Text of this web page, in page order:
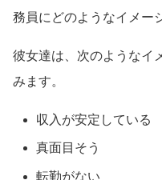
務員にどのようなイメー
彼女達は、次のようなイ
みます。
収入が安定している
真面目そう
転勤がない